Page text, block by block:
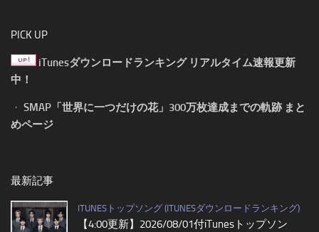
PICK UP
iTunesダウンロードランキング リアルタイム速報更新
中！
・ SMAP「世界に一つだけの花」300万枚達成までの軌跡 まと
めページ
最新記事
ITUNESトップソング (ITUNESダウンロードランキング)
【4:00更新】2026/08/01付iTunesトップソン